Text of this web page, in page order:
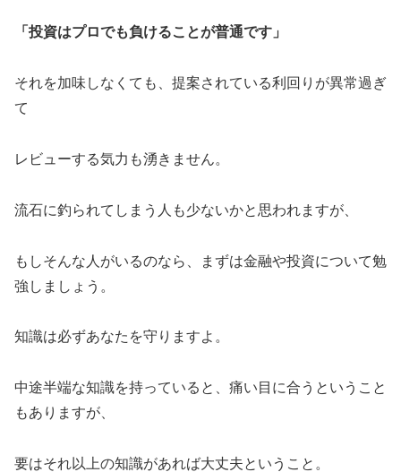
「投資はプロでも負けることが普通です」
それを加味しなくても、提案されている利回りが異常過ぎ
て
レビューする気力も湧きません。
流石に釣られてしまう人も少ないかと思われますが、
もしそんな人がいるのなら、まずは金融や投資について勉
強しましょう。
知識は必ずあなたを守りますよ。
中途半端な知識を持っていると、痛い目に合うということ
もありますが、
要はそれ以上の知識があれば大丈夫ということ。